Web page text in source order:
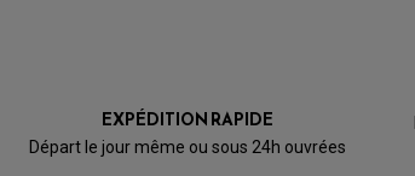
EXPÉDITION RAPIDE
Départ le jour même ou sous 24h ouvrées